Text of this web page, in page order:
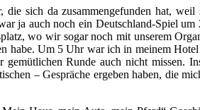
sich da zusammengefunden hat,
ja auch noch ein Deutschland-Spiel
wo wir sogar noch mit unserem
habe. Um 5 Uhr war ich in meinem
Runde auch nicht missen.
– Gespräche ergeben haben, die